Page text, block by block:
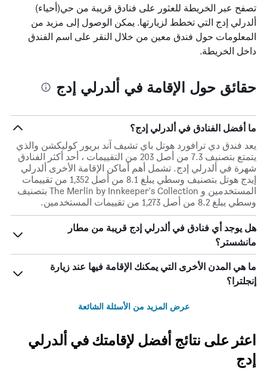
تصفح عبر الخريطة للعثور على فنادق قريبة من حي(أحياء)
ألدرلي إدج التي تخطط لزيارتها. يمكن الوصول إلى مزيد من
المعلومات حول فندق معين من خلال النقر على اسم الفندق
داخل الخريطة.
حقائق حول الإقامة في ألدرلي إدج
ما أفضل الفنادق في ألدرلي إدج؟
يعد فندق دي ترافورد هوتل باي تشيف آند بريور كوليكشن والذي
يتمتع بتصنيف 7.3 من أصل 203 من التقييمات ، أحد أكثر الفنادق
شهرة في ألدرلي إدج. تشمل أهم أماكن الإقامة الأخرى ألدرلي
إيدج هوتل بتصنيف وسطي يبلغ 8.1 من أصل 1,352 من تقييمات
المستخدمين و The Merlin by Innkeeper's Collection بتصنيف
وسطي يبلغ 8.2 من أصل 1,273 من تقييمات المستخدمين.
هل يوجد أي فنادق في ألدرلي إدج قريبة من مطار
مانشستر؟
ما هي المدن الأخرى التي يمكنك الإقامة فيها عند زيارة
إنجلترا؟
عرض المزيد من الأسئلة الشائعة
اعثر على نتائج أفضل لإقامتك في ألدرلي
إدج